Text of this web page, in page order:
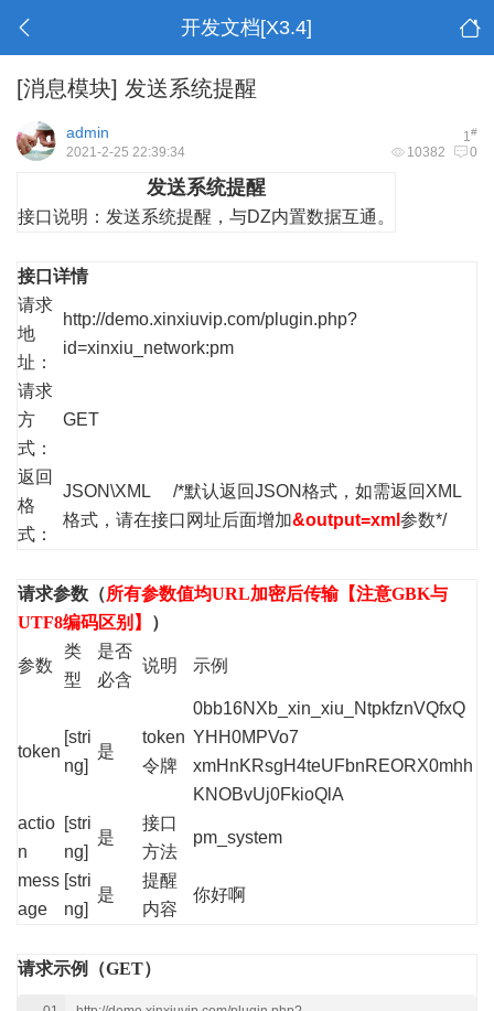
开发文档[X3.4]
[消息模块] 发送系统提醒
1#
admin
10382 0
2021-2-25 22:39:34
发送系统提醒
接口说明： 发送系统提醒，与DZ内置数据互通。
接口详情
请求
地
址：
http://demo.xinxiuvip.com/plugin.php?
id=xinxiu_network:pm
请求
方
式：
GET
返回
格
式：
JSON\XML /*默认返回JSON格式，如需返回XML
格式，请在接口网址后面增加&output=xml 参数*/
请求参数（所有参数值均URL加密后传输【注意GBK与
UTF8编码区别】
）
参数
类
型
是否
必含
说明 示例
token
[stri
ng]
是
token
令牌
0bb16NXb_xin_xiu_NtpkfznVQfxQ
YHH0MPVo7
xmHnKRsgH4teUFbnREORX0mhh
KNOBvUj0FkioQlA
actio
n
[stri
ng]
是
接口
方法
pm_system
mess
age
[stri
ng]
是
提醒
内容
你好啊
请求示例（GET）